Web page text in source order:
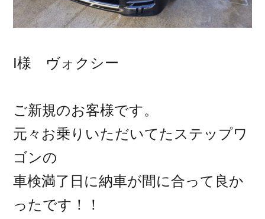
I様 ヴォクシー
ご新規のお客様です。
元々お乗りいただいてたステップワ
ゴンの
車検満了日に納車が間に合って良か
ったです！！